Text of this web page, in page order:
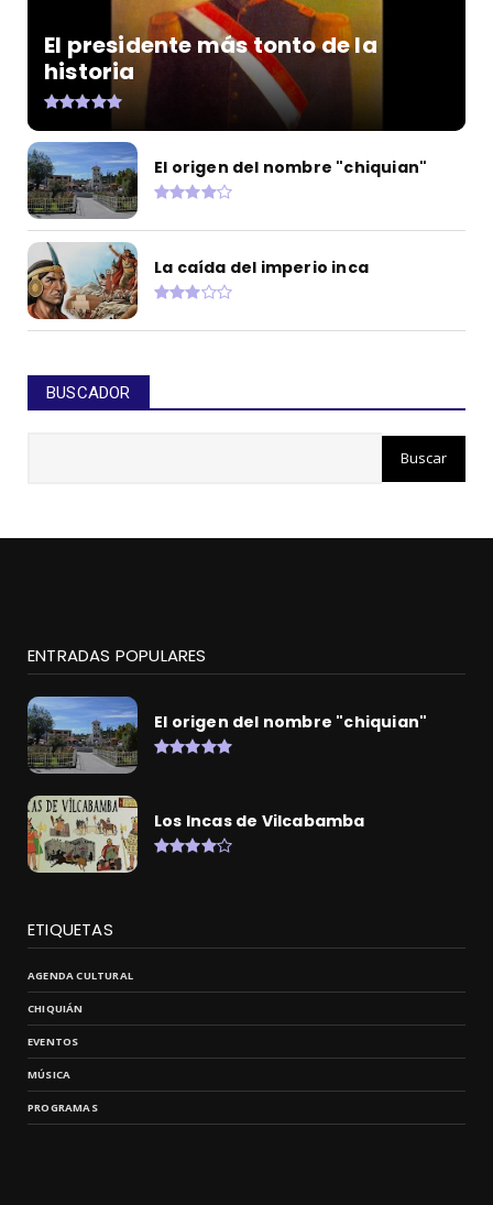
El presidente más tonto de la
historia
El origen del nombre "chiquian"
La caída del imperio inca
BUSCADOR
ENTRADAS POPULARES
El origen del nombre "chiquian"
Los Incas de Vilcabamba
ETIQUETAS
AGENDA CULTURAL
CHIQUIÁN
EVENTOS
MÚSICA
PROGRAMAS